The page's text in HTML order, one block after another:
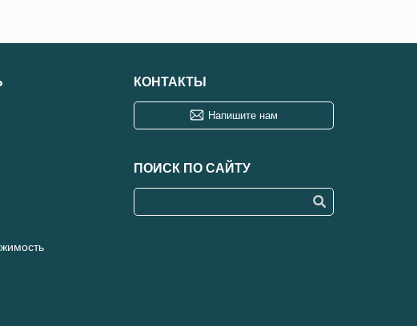
КОНТАКТЫ
Напишите нам
ПОИСК ПО САЙТУ